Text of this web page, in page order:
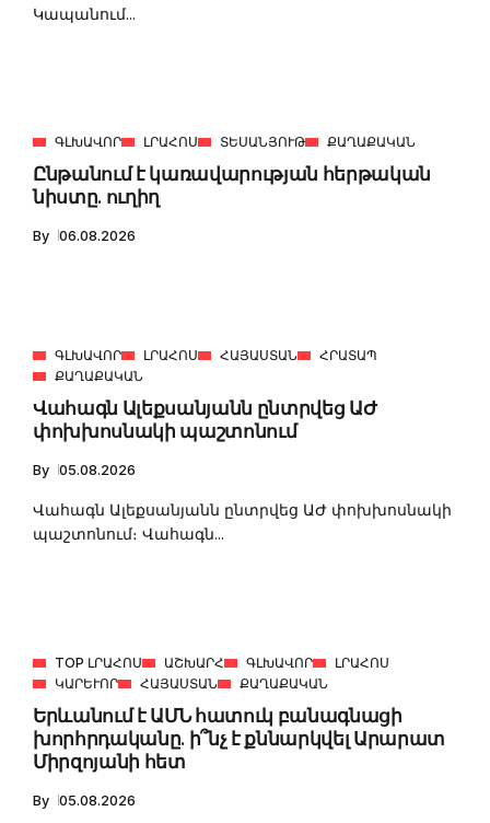
Կապանում...
ԳԼԽԱՎՈՐ ԼՐԱՀՈՍ ՏԵՍԱՆՅՈՒԹ ՔԱՂԱՔԱԿԱՆ
Ընթանում է կառավարության հերթական
նիստը. ուղիղ
By 06.08.2026
ԳԼԽԱՎՈՐ ԼՐԱՀՈՍ ՀԱՅԱՍՏԱՆ
ՀՐԱՏԱՊ
ՔԱՂԱՔԱԿԱՆ
Վահագն Ալեքսանյանն ընտրվեց ԱԺ
փոխխոսնակի պաշտոնում
By 05.08.2026
Վահագն Ալեքսանյանն ընտրվեց ԱԺ փոխխոսնակի
պաշտոնում։ Վահագն...
TOP ԼՐԱՀՈՍ ԱՇԽԱՐՀ ԳԼԽԱՎՈՐ
ԼՐԱՀՈՍ
ԿԱՐԵՒՈՐ
ՀԱՅԱՍՏԱՆ ՔԱՂԱՔԱԿԱՆ
Երևանում է ԱՄՆ հատուկ բանագնացի
խորհրդականը. ի՞նչ է քննարկվել Արարատ
Միրզոյանի հետ
By 05.08.2026